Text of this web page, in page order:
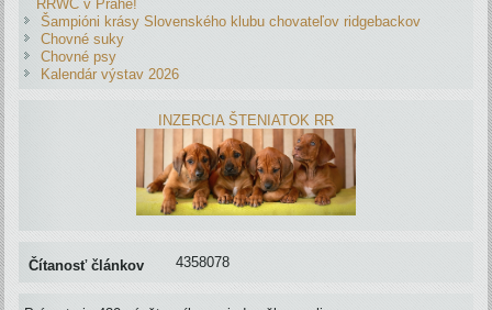
RRWC v Prahe!
Šampióni krásy Slovenského klubu chovateľov ridgebackov
Chovné suky
Chovné psy
Kalendár výstav 2026
INZERCIA ŠTENIATOK RR
Čítanosť článkov 4358078